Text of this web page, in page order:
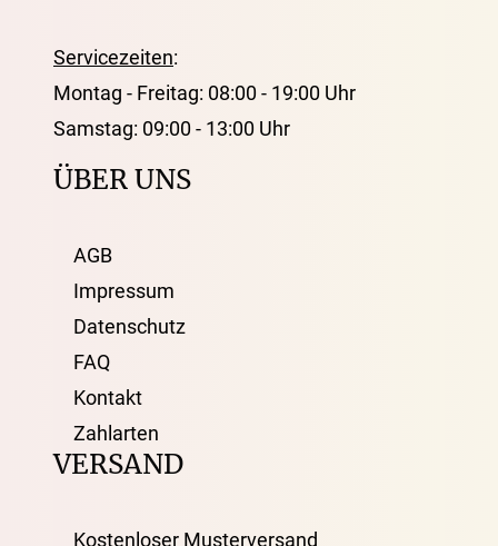
Servicezeiten:
Montag - Freitag: 08:00 - 19:00 Uhr
Samstag: 09:00 - 13:00 Uhr
ÜBER UNS
AGB
Impressum
Datenschutz
FAQ
Kontakt
Zahlarten
VERSAND
Kostenloser Musterversand